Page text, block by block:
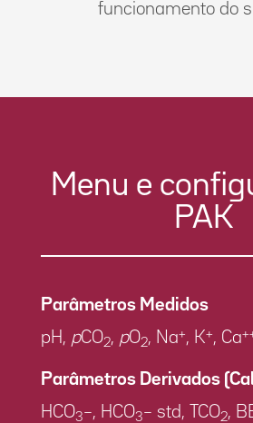
funcionamento do
Menu e
PAK
Parâmetros Medidos
pH, pCO2, pO2, Na+, K+, Ca
Parâmetros Derivados
HCO3–, HCO3– std, TCO2,